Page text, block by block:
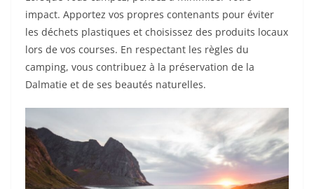
impact. Apportez vos propres contenants pour éviter
les déchets plastiques et choisissez des produits locaux
lors de vos courses. En respectant les règles du
camping, vous contribuez à la préservation de la
Dalmatie et de ses beautés naturelles.